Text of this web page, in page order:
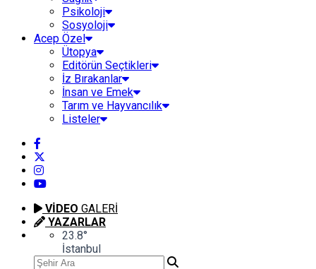
Psikoloji
Sosyoloji
Acep Özel
Ütopya
Editörün Seçtikleri
İz Bırakanlar
İnsan ve Emek
Tarım ve Hayvancılık
Listeler
VİDEO GALERİ
YAZARLAR
23.8°
İstanbul